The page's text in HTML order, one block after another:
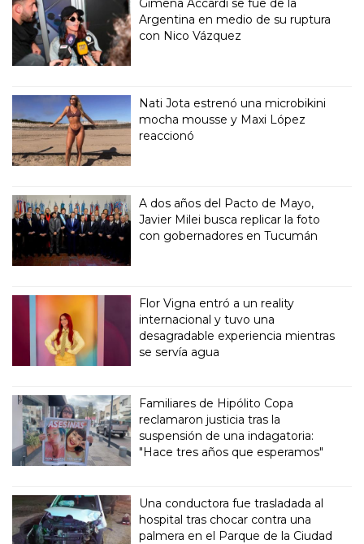
Gimena Accardi se fue de la
Argentina en medio de su ruptura
con Nico Vázquez
Nati Jota estrenó una microbikini
mocha mousse y Maxi López
reaccionó
A dos años del Pacto de Mayo,
Javier Milei busca replicar la foto
con gobernadores en Tucumán
Flor Vigna entró a un reality
internacional y tuvo una
desagradable experiencia mientras
se servía agua
Familiares de Hipólito Copa
reclamaron justicia tras la
suspensión de una indagatoria:
"Hace tres años que esperamos"
Una conductora fue trasladada al
hospital tras chocar contra una
palmera en el Parque de la Ciudad